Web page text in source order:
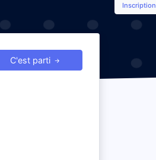
Inscription
C'est parti